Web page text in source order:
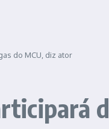
do MCU, diz ator